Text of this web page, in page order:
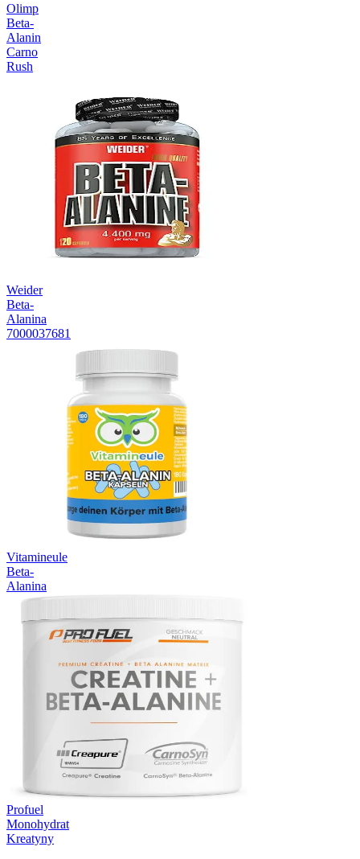
Olimp
Beta-
Alanin
Carno
Rush
Weider
Beta-
Alanina
7000037681
Vitamineule
Beta-
Alanina
Profuel
Monohydrat
Kreatyny